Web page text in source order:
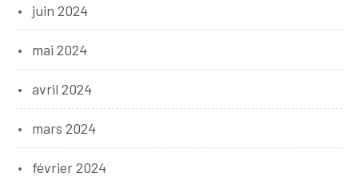
juin 2024
mai 2024
avril 2024
mars 2024
février 2024